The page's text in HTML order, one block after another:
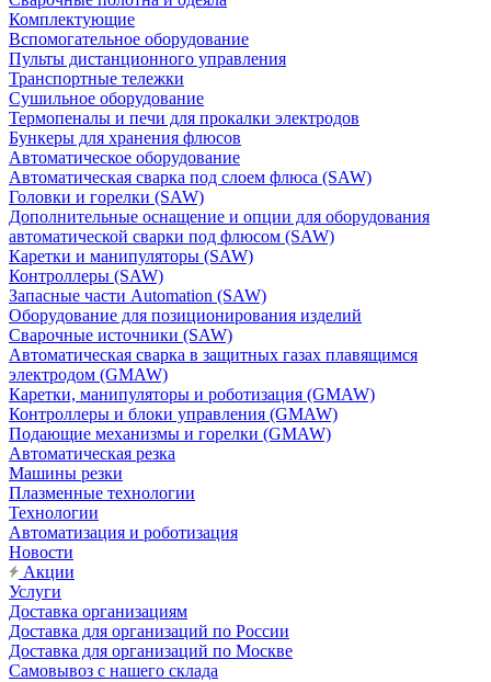
Комплектующие
Вспомогательное оборудование
Пульты дистанционного управления
Транспортные тележки
Сушильное оборудование
Термопеналы и печи для прокалки электродов
Бункеры для хранения флюсов
Автоматическое оборудование
Автоматическая сварка под слоем флюса (SAW)
Головки и горелки (SAW)
Дополнительные оснащение и опции для оборудования
автоматической сварки под флюсом (SAW)
Каретки и манипуляторы (SAW)
Контроллеры (SAW)
Запасные части Automation (SAW)
Оборудование для позиционирования изделий
Сварочные источники (SAW)
Автоматическая сварка в защитных газах плавящимся
электродом (GMAW)
Каретки, манипуляторы и роботизация (GMAW)
Контроллеры и блоки управления (GMAW)
Подающие механизмы и горелки (GMAW)
Автоматическая резка
Машины резки
Плазменные технологии
Технологии
Автоматизация и роботизация
Новости
Акции
Услуги
Доставка организациям
Доставка для организаций по России
Доставка для организаций по Москве
Самовывоз с нашего склада